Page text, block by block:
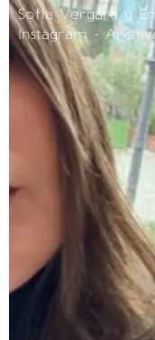
Sofía Vergara y
Instagram -